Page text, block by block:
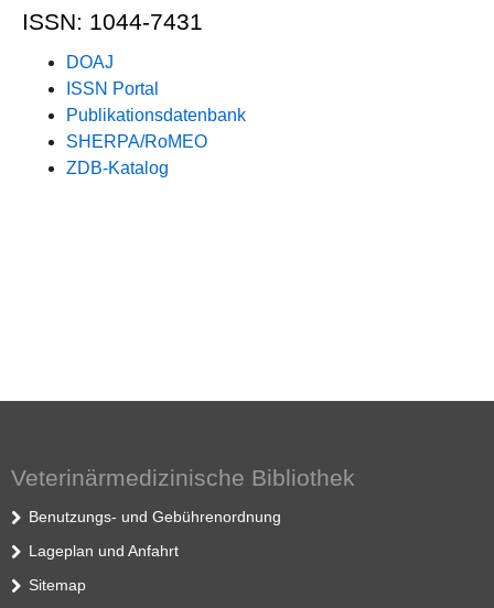
ISSN: 1044-7431
DOAJ
ISSN Portal
Publikationsdatenbank
SHERPA/RoMEO
ZDB-Katalog
Veterinärmedizinische Bibliothek
Benutzungs- und Gebührenordnung
Lageplan und Anfahrt
Sitemap